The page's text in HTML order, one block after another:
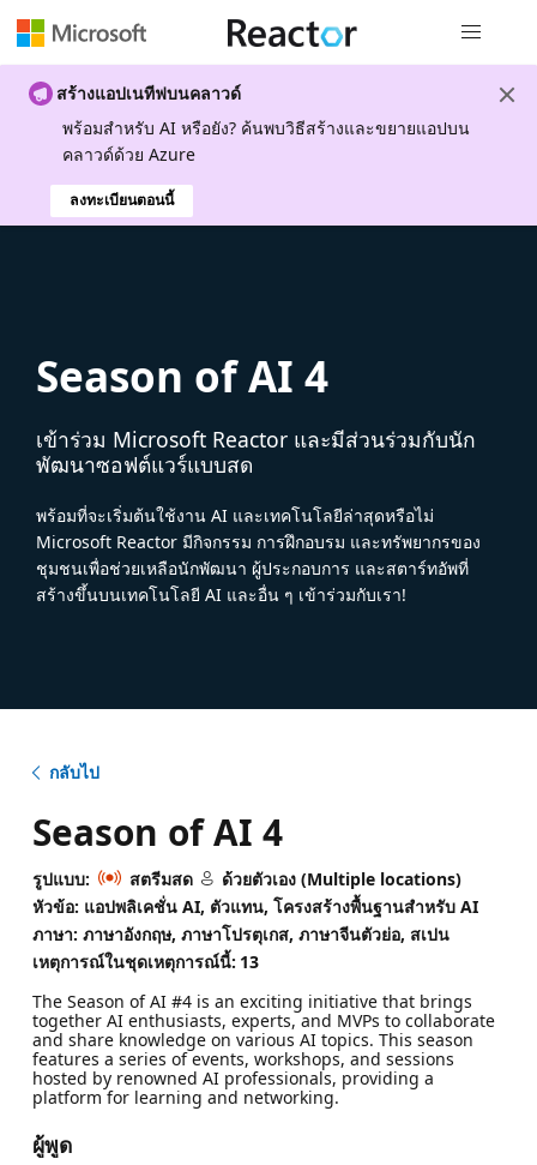
สร้างแอปเนทีฟบนคลาวด์
พร้อมสําหรับ AI หรือยัง? ค้นพบวิธีสร้างและขยายแอปบน
คลาวด์ด้วย Azure
ลงทะเบียนตอนนี้
Season of AI 4
เข้าร่วม Microsoft Reactor และมีส่วนร่วมกับนัก
พัฒนาซอฟต์แวร์แบบสด
พร้อมที่จะเริ่มต้นใช้งาน AI และเทคโนโลยีล่าสุดหรือไม่
Microsoft Reactor มีกิจกรรม การฝึกอบรม และทรัพยากรของ
ชุมชนเพื่อช่วยเหลือนักพัฒนา ผู้ประกอบการ และสตาร์ทอัพที่
สร้างขึ้นบนเทคโนโลยี AI และอื่น ๆ เข้าร่วมกับเรา!
กลับไป
Season of AI 4
รูปแบบ: สตรีมสด
ด้วยตัวเอง (Multiple locations)
หัวข้อ: แอปพลิเคชั่น AI, ตัวแทน, โครงสร้างพื้นฐานสําหรับ AI
ภาษา: ภาษาอังกฤษ, ภาษาโปรตุเกส, ภาษาจีนตัวย่อ, สเปน
เหตุการณ์ในชุดเหตุการณ์นี้: 13
The Season of AI #4 is an exciting initiative that brings
together AI enthusiasts, experts, and MVPs to collaborate
and share knowledge on various AI topics. This season
features a series of events, workshops, and sessions
hosted by renowned AI professionals, providing a
platform for learning and networking.
ผู้พูด